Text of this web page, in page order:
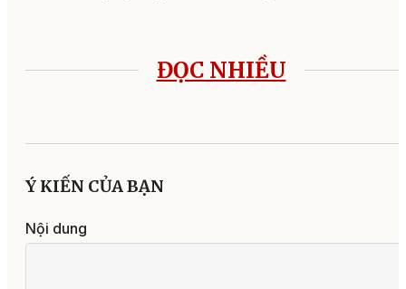
ĐỌC NHIỀU
Ý KIẾN CỦA BẠN
Nội dung